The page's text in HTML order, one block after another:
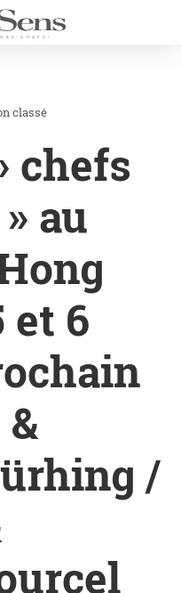
classé
chefs
au
et 6
/